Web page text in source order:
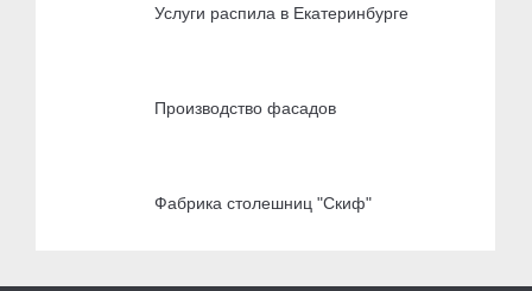
Услуги распила в Екатеринбурге
Производство фасадов
Фабрика столешниц "Скиф"